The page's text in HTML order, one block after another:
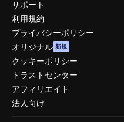
サポート
利用規約
プライバシーポリシー
オリジナル 新規
クッキーポリシー
トラストセンター
アフィリエイト
法人向け